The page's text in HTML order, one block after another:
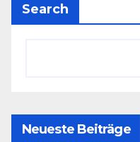
Search
Neueste Beiträge